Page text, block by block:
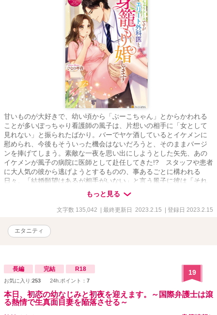
甘いものが大好きで、幼い頃から「ぶーこちゃん」とからかわれる
ことが多いぽっちゃり看護師の風子は、片想いの相手に「女として
見れない」と振られたばかり。バーでヤケ酒しているとイケメンに
慰められ、今後もそういった機会はないだろうと、そのままバージ
ンを捧げてしまう。素敵な一夜を思い出にしようとした矢先、あの
イケメンが風子の病院に医師として赴任してきた!? スタッフや患者
に大人気の彼から逃げようとするものの、事あるごとに構われる
日々。「結婚願望はあるが相手がいない」と言う風子に彼は「それ
なら目の前に適任者がいる」と迫ってきて――皆には秘密の溺あま
もっと見る
文字数 135,042 | 最終更新日 2023.2.15 | 登録日 2023.2.15
エタニティ
長編 完結 R18
お気に入り:253 24h.ポイント： 7
19
本日、初恋の幼なじみと初夜を迎えます。～国際弁護士は滾
る熱情で生真面目妻を陥落させる～